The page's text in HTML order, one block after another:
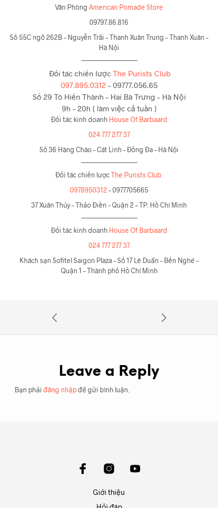
Văn Phòng American Pomade Store
09797.86.816
Số 55C ngõ 262B – Nguyễn Trãi – Thanh Xuân Trung – Thanh Xuân –
Hà Nội
Đối tác chiến lược The Purists Club
097.895.0312 – 09777.056.65
Số 29 Tô Hiến Thành – Hai Bà Trưng – Hà Nội
9h – 20h ( làm việc cả tuần )
Đối tác kinh doanh House Of Barbaard
024 777 277 37
Số 36 Hàng Cháo – Cát Linh – Đống Đa – Hà Nội
Đối tác chiến lượcThe Purists Club
0978950312 – 0977705665
37 Xuân Thủy – Thảo Điền – Quận 2 – TP. Hồ Chí Minh
Đối tác kinh doanh House Of Barbaard
024 777 277 37
Khách sạn Sofitel Saigon Plaza – Số 17 Lê Duẩn – Bến Nghé –
Quận 1 – Thành phố Hồ Chí Minh
Leave a Reply
Bạn phải đăng nhậpđể gửi bình luận.
Giới thiệu